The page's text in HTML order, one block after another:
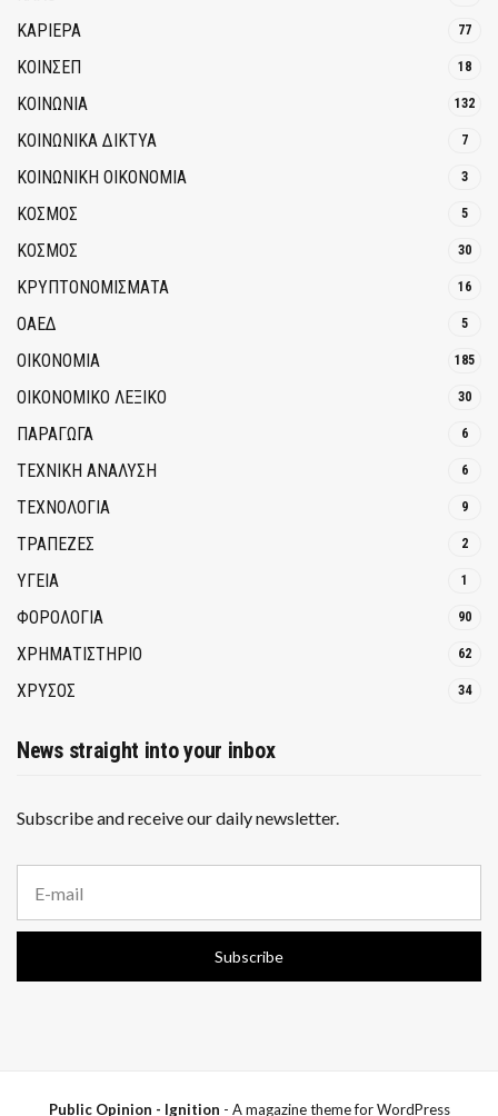
ΚΑΡΙΕΡΑ 77
ΚΟΙΝΣΕΠ 18
ΚΟΙΝΩΝΙΑ 132
ΚΟΙΝΩΝΙΚΆ ΔΊΚΤΥΑ 7
ΚΟΙΝΩΝΙΚΉ ΟΙΚΟΝΟΜΊΑ 3
ΚΟΣΜΟΣ 5
ΚΟΣΜΟΣ 30
ΚΡΥΠΤΟΝΟΜΊΣΜΑΤΑ 16
ΟΑΕΔ 5
ΟΙΚΟΝΟΜΙΑ 185
ΟΙΚΟΝΟΜΙΚΟ ΛΕΞΙΚΟ 30
ΠΑΡΑΓΩΓΑ 6
ΤΕΧΝΙΚΗ ΑΝΑΛΥΣΗ 6
ΤΕΧΝΟΛΟΓΙΑ 9
ΤΡΆΠΕΖΕΣ 2
ΥΓΕΙΑ 1
ΦΟΡΟΛΟΓΙΑ 90
ΧΡΗΜΑΤΙΣΤΗΡΙΟ 62
ΧΡΥΣΟΣ 34
News straight into your inbox
Subscribe and receive our daily newsletter.
a
i
a
Subscribe
Public Opinion - Ignition - A magazine theme for WordPress